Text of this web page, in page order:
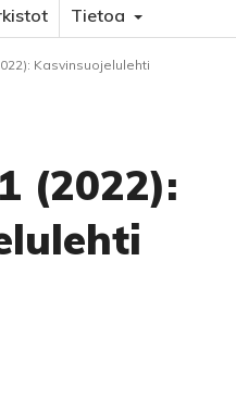
Tietoa
Kasvinsuojelulehti
(2022):